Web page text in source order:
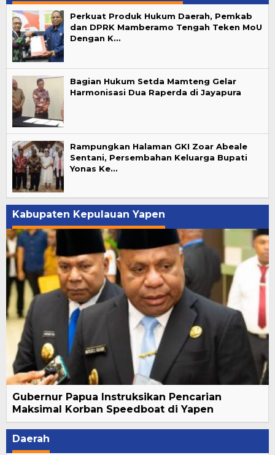
Perkuat Produk Hukum Daerah, Pemkab
dan DPRK Mamberamo Tengah Teken MoU
Dengan K…
Bagian Hukum Setda Mamteng Gelar
Harmonisasi Dua Raperda di Jayapura
Rampungkan Halaman GKI Zoar Abeale
Sentani, Persembahan Keluarga Bupati
Yonas Ke…
Kabupaten Kepulauan Yapen
Gubernur Papua Instruksikan Pencarian
Maksimal Korban Speedboat di Yapen
Daerah